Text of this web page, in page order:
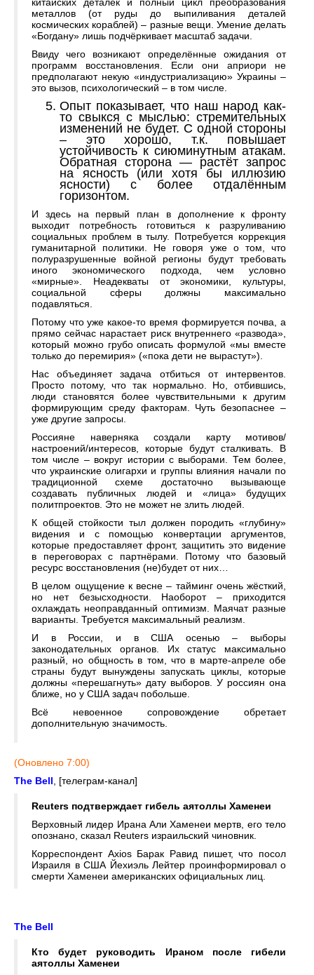
китайских деталек и полный цикл преобразования
металлов (от руды до выпиливания деталей
космических кораблей) – разные вещи. Умение делать
«Богдану» лишь подчёркивает масштаб задачи.
Ввиду чего возникают определённые ожидания от
программ восстановления. Если они априори не
предполагают некую «индустриализацию» Украины –
это вызов, психологический – в том числе.
Опыт показывает, что наш народ как-
то свыкся с мыслью: стремительных
изменений не будет. С одной стороны
– это хорошо, т.к. повышает
устойчивость к сиюминутным атакам.
Обратная сторона — растёт запрос
на ясность (или хотя бы иллюзию
ясности) с более отдалённым
горизонтом.
И здесь на первый план в дополнение к фронту
выходит потребность готовиться к разруливанию
социальных проблем в тылу. Потребуется коррекция
гуманитарной политики. Не говоря уже о том, что
полуразрушенные войной регионы будут требовать
иного экономического подхода, чем условно
«мирные». Неадекваты от экономики, культуры,
социальной сферы должны максимально
подавляться.
Потому что уже какое-то время формируется почва, а
прямо сейчас нарастает риск внутреннего «развода»,
который можно грубо описать формулой «мы вместе
только до перемирия» («пока дети не вырастут»).
Нас объединяет задача отбиться от интервентов.
Просто потому, что так нормально. Но, отбившись,
люди становятся более чувствительными к другим
формирующим среду факторам. Чуть безопаснее –
уже другие запросы.
Россияне наверняка создали карту мотивов/
настроений/интересов, которые будут сталкивать. В
том числе – вокруг истории с выборами. Тем более,
что украинские олигархи и группы влияния начали по
традиционной схеме достаточно вызывающе
создавать публичных людей и «лица» будущих
политпроектов. Это не может не злить людей.
К общей стойкости тыл должен породить «глубину»
видения и с помощью конвертации аргументов,
которые предоставляет фронт, защитить это видение
в переговорах с партнёрами. Потому что базовый
ресурс восстановления (не)будет от них…
В целом ощущение к весне – тайминг очень жёсткий,
но нет безысходности. Наоборот – приходится
охлаждать неоправданный оптимизм. Маячат разные
варианты. Требуется максимальный реализм.
И в России, и в США осенью – выборы
законодательных органов. Их статус максимально
разный, но общность в том, что в марте-апреле обе
страны будут вынуждены запускать циклы, которые
должны «перешагнуть» дату выборов. У россиян она
ближе, но у США задач побольше.
Всё невоенное сопровождение обретает
дополнительную значимость.
(Оновлено 7:00)
The Bell, [телеграм-канал]
Reuters подтверждает гибель аятоллы Хаменеи
Верховный лидер Ирана Али Хаменеи мертв, его тело
опознано, сказал Reuters израильский чиновник.
Корреспондент Axios Барак Равид пишет, что посол
Израиля в США Йехиэль Лейтер проинформировал о
смерти Хаменеи американских официальных лиц.
The Bell
Кто будет руководить Ираном после гибели
аятоллы Хаменеи